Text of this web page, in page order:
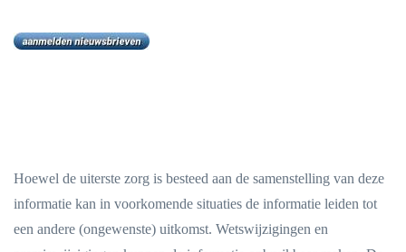
Hoewel de uiterste zorg is besteed aan de samenstelling van deze
informatie kan in voorkomende situaties de informatie leiden tot
een andere (ongewenste) uitkomst. Wetswijzigingen en